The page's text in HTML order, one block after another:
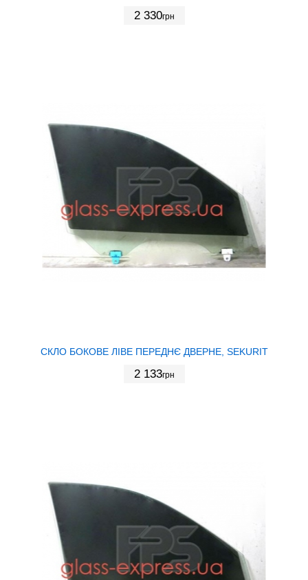
2 330грн
СКЛО БОКОВЕ ЛІВЕ ПЕРЕДНЄ ДВЕРНЕ, SEKURIT
2 133грн